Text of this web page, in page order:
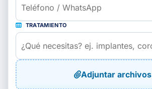
TRATAMIENTO
Adjuntar archivos